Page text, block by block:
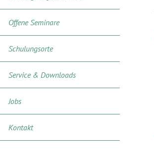
Offene Seminare
Schulungsorte
Service & Downloads
Jobs
Kontakt